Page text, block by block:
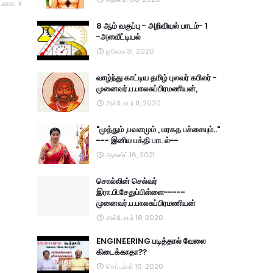
8 ஆம் வகுப்பு - அறிவியல் பாடம்- 1
-அளவீட்டியல்
ஜூலை 31, 2020
வாழ்ந்து காட்டிய தமிழ் புலவர் கபிலர் -
முனைவர்.ப.பாலசுப்பிரமணியன்,
அக்டோபர் 11, 2020
"முத்தும் ,பவளமும் , மரகத பச்சையும்.."
--- இனிய பக்தி பாடல்--
ஆகஸ்ட் 16, 2021
சொல்லின் செல்வர்
இரா.பி.சேதுப்பிள்ளை-----
முனைவர்.ப.பாலசுப்பிரமணியன்
அக்டோபர் 18, 2020
ENGINEERING படித்தால் வேலை
கிடைக்காதா??
செப்டம்பர் 16, 2020